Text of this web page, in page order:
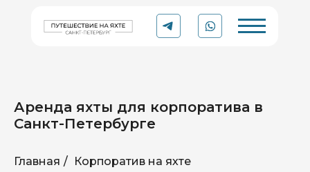
Аренда яхты для корпоратива в
Санкт-Петербурге
Главная / Корпоратив на яхте